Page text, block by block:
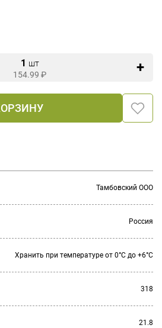
1 шт
154.99 ₽
Тамбовский ООО
Россия
Хранить при температуре от 0°С до +6°С
318
21.8